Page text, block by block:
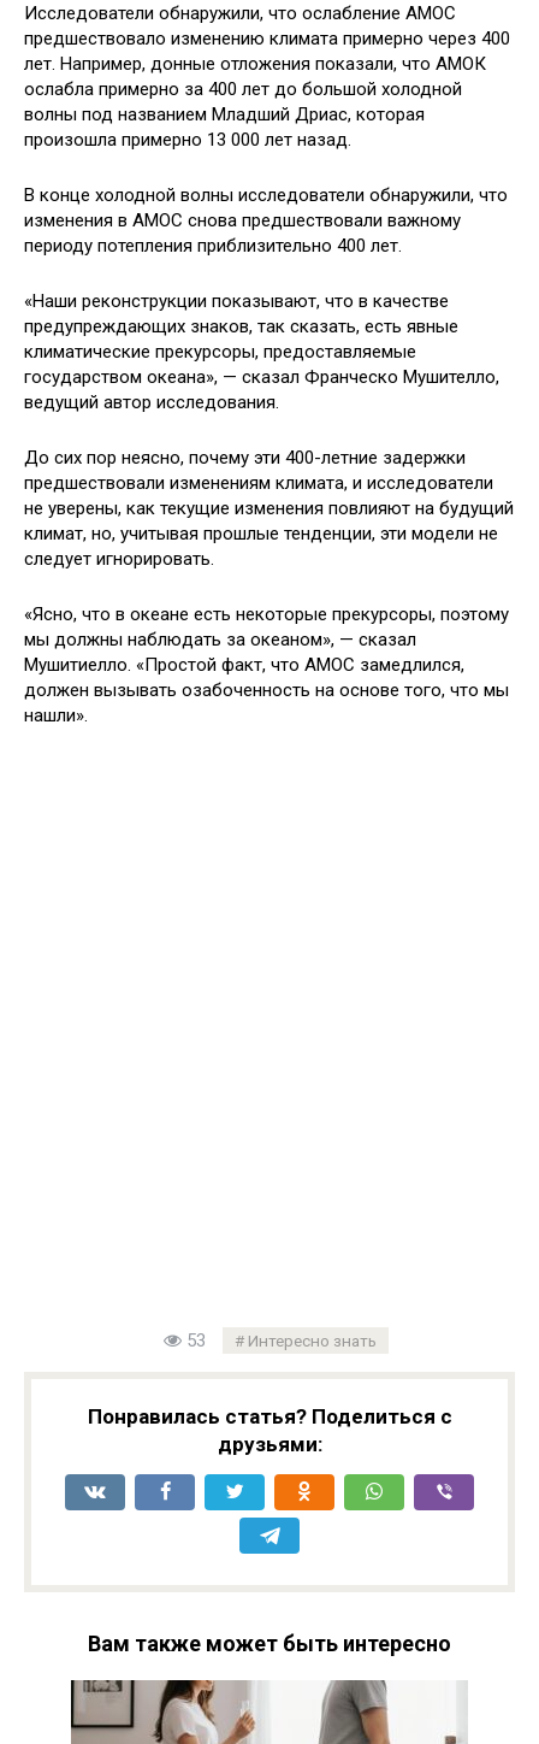
Исследователи обнаружили, что ослабление AMOC
предшествовало изменению климата примерно через 400
лет. Например, донные отложения показали, что АМОК
ослабла примерно за 400 лет до большой холодной
волны под названием Младший Дриас, которая
произошла примерно 13 000 лет назад.
В конце холодной волны исследователи обнаружили, что
изменения в AMOC снова предшествовали важному
периоду потепления приблизительно 400 лет.
«Наши реконструкции показывают, что в качестве
предупреждающих знаков, так сказать, есть явные
климатические прекурсоры, предоставляемые
государством океана», — сказал Франческо Мушителло,
ведущий автор исследования.
До сих пор неясно, почему эти 400-летние задержки
предшествовали изменениям климата, и исследователи
не уверены, как текущие изменения повлияют на будущий
климат, но, учитывая прошлые тенденции, эти модели не
следует игнорировать.
«Ясно, что в океане есть некоторые прекурсоры, поэтому
мы должны наблюдать за океаном», — сказал
Мушитиелло. «Простой факт, что AMOC замедлился,
должен вызывать озабоченность на основе того, что мы
нашли».
53 Интересно знать
Понравилась статья? Поделиться с
друзьями:
Вам также может быть интересно